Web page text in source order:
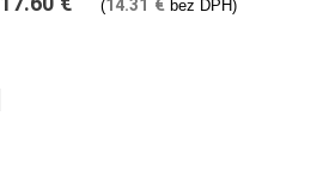
(14.31 € bez DPH)